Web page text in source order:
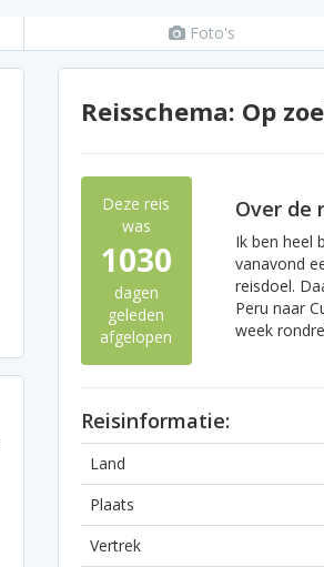
Foto's
Reisschema: Op
Deze reis
was
1030
dagen
geleden
afgelopen
Over de
Ik ben heel
vanavond
reisdoel.
Peru naar
week
Reisinformatie:
Land
Plaats
Vertrek